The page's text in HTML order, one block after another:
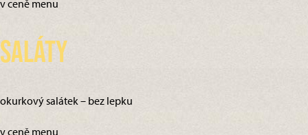
v ceně menu
Saláty
okurkový salátek – bez lepku
v ceně menu